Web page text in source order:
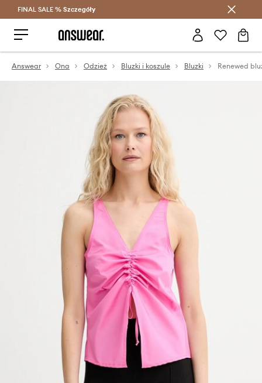
Oszczędzaj z Answear Club >
FINAL SALE % Szczegóły
Answear Ona Odzież Bluzki i koszule Bluzki